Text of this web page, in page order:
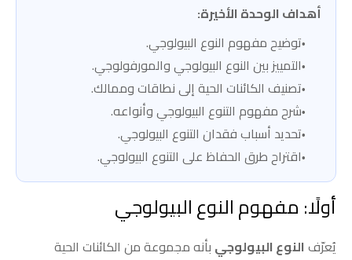
أهداف الوحدة الأخيرة:
توضيح مفهوم النوع البيولوجي.
التمييز بين النوع البيولوجي والمورفولوجي.
تصنيف الكائنات الحية إلى نطاقات وممالك.
شرح مفهوم التنوع البيولوجي وأنواعه.
تحديد أسباب فقدان التنوع البيولوجي.
اقتراح طرق الحفاظ على التنوع البيولوجي.
أولًا: مفهوم النوع البيولوجي
يُعرّف النوع البيولوجي بأنه مجموعة من الكائنات الحية